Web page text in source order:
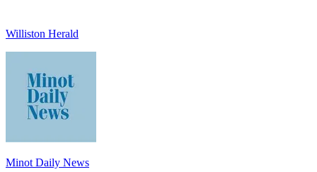
Williston Herald
Minot Daily News